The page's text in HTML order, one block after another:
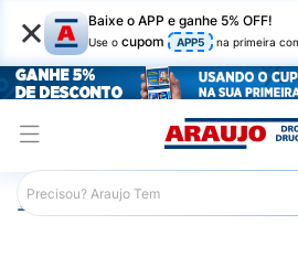
× Baixe o APP e ganhe 5% OFF!
Use o cupom APP5 na primeira
Araujo Mercado